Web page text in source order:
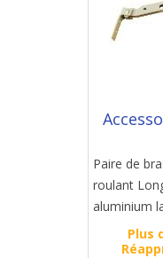
Paire de
roulant
aluminium
Plus